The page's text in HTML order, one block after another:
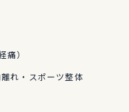
痛）
れ・スポーツ整体